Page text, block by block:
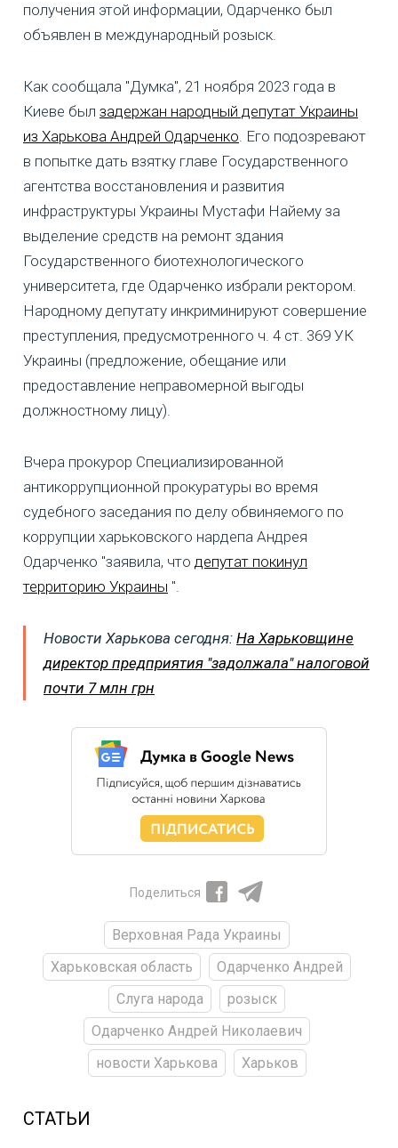
получения этой информации, Одарченко был
объявлен в международный розыск.
Как сообщала "Думка", 21 ноября 2023 года в
Киеве был задержан народный депутат Украины
из Харькова Андрей Одарченко. Его подозревают
в попытке дать взятку главе Государственного
агентства восстановления и развития
инфраструктуры Украины Мустафи Найему за
выделение средств на ремонт здания
Государственного биотехнологического
университета, где Одарченко избрали ректором.
Народному депутату инкриминируют совершение
преступления, предусмотренного ч. 4 ст. 369 УК
Украины (предложение, обещание или
предоставление неправомерной выгоды
должностному лицу).
Вчера прокурор Специализированной
антикоррупционной прокуратуры во время
судебного заседания по делу обвиняемого по
коррупции харьковского нардепа Андрея
Одарченко "заявила, что депутат покинул
территорию Украины ".
Новости Харькова сегодня: На Харьковщине
директор предприятия "задолжала" налоговой
почти 7 млн грн
Поделиться
Верховная Рада Украины
Харьковская область
Одарченко Андрей
Слуга народа
розыск
Одарченко Андрей Николаевич
новости Харькова
Харьков
СТАТЬИ